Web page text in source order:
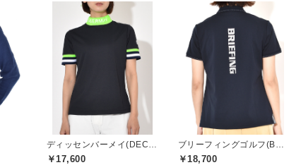
￥17,600 ￥18,700